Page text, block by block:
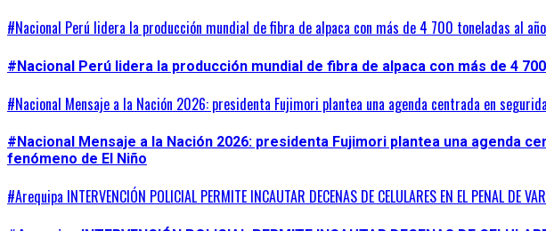
#Nacional Perú lidera la producción mundial de fibra de alpaca con más de 4 700 toneladas al año
#Nacional Perú lidera la producción mundial de fibra de alpaca con más de 4
#Nacional Mensaje a la Nación 2026: presidenta Fujimori plantea una agenda centrada en
#Nacional Mensaje a la Nación 2026: presidenta Fujimori plantea una agenda
fenómeno de El Niño
#Arequipa INTERVENCIÓN POLICIAL PERMITE INCAUTAR DECENAS DE CELULARES EN EL PENAL DE